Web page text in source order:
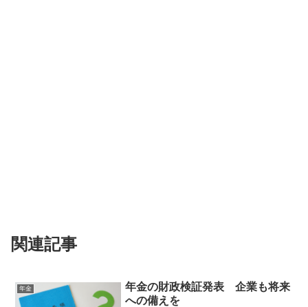
関連記事
年金
年金の財政検証発表 企業も将来
への備えを